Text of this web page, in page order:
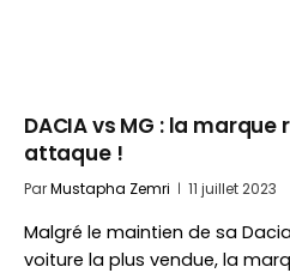
DACIA vs MG : la
attaque !
ParMustapha Zemri 11 juillet 2023
Malgré le maintien de sa
voiture la plus vendue, la